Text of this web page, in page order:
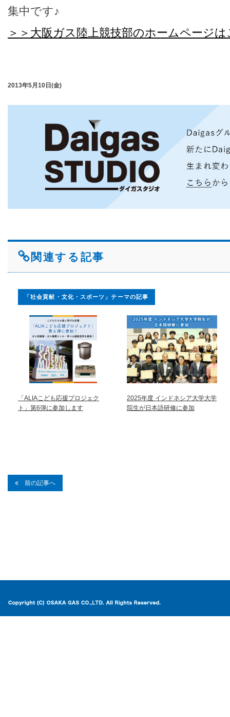
集中です♪
＞＞大阪ガス陸上競技部のホームページ
2013年5月10日(金)
関連する記事
「社会貢献・文化・スポーツ」テーマの記事
「ALIAこども応援プロジェク
ト」第6弾に参加します
2025年度 インドネシア大学大学
院生が日本語研修に参加
前の記事へ